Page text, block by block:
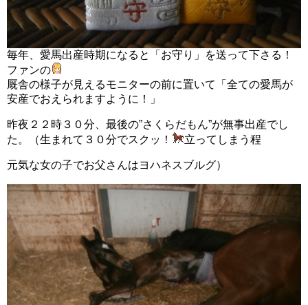
毎年、愛馬出産時期になると「お守り」を送って下さる！
ファンの
厩舎の様子が見えるモニターの前に置いて「全ての愛馬が
安産でおえられますように！」
昨夜２２時３０分、最後の”さくらだもん”が無事出産でし
た。（生まれて３０分でスクッ！
立ってしまう程
元気な女の子でお父さんはヨハネスブルグ）